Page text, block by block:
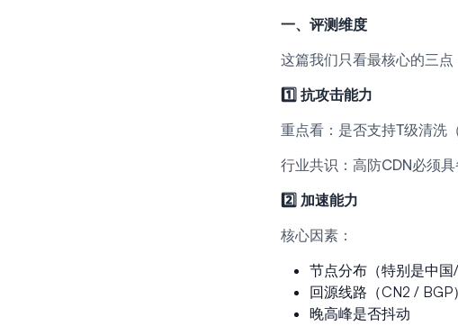
一、评测维度
这篇我们只看最核心的三点
1️⃣ 抗攻击能力
重点看：是否支持T级清洗
行业共识：高防CDN必须
2️⃣ 加速能力
核心因素：
节点分布（特别是中国/
回源线路（CN2 / BGP）
晚高峰是否抖动